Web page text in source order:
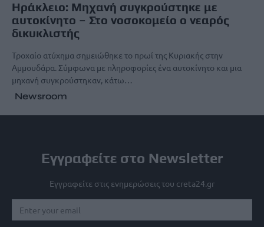
Hράκλειο: Μηχανή συγκρούστηκε με
αυτοκίνητο – Στο νοσοκομείο ο νεαρός
δικυκλιστής
Τροχαίο ατύχημα σημειώθηκε το πρωί της Κυριακής στην
Αμμουδάρα. Σύμφωνα με πληροφορίες ένα αυτοκίνητο και μια
μηχανή συγκρούστηκαν, κάτω…
Newsroom
Εγγραφείτε στο Newsletter
Εγγραφείτε στις ενημερώσεις του creta24.gr